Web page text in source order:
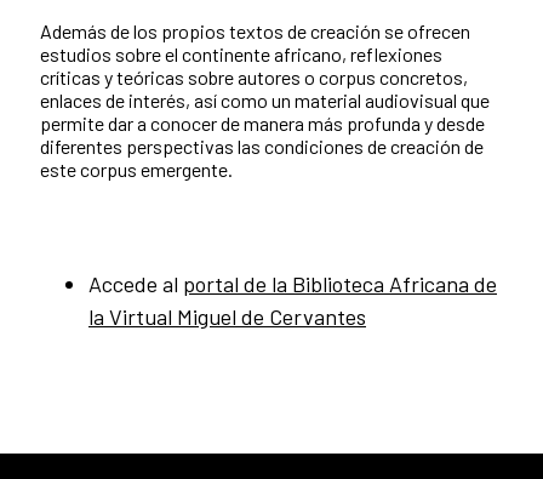
Además de los propios textos de creación se ofrecen
estudios sobre el continente africano, reflexiones
críticas y teóricas sobre autores o corpus concretos,
enlaces de interés, así como un material audiovisual que
permite dar a conocer de manera más profunda y desde
diferentes perspectivas las condiciones de creación de
este corpus emergente.
Accede al portal de la Biblioteca Africana de
la Virtual Miguel de Cervantes